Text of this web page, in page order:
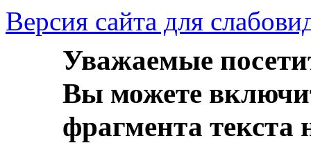
Версия сайта для
Уважаемые
Вы можете
фрагмента